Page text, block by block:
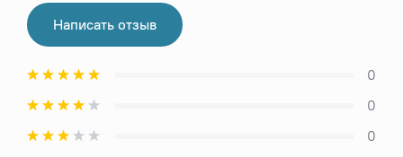
Написать отзыв
0
0
0